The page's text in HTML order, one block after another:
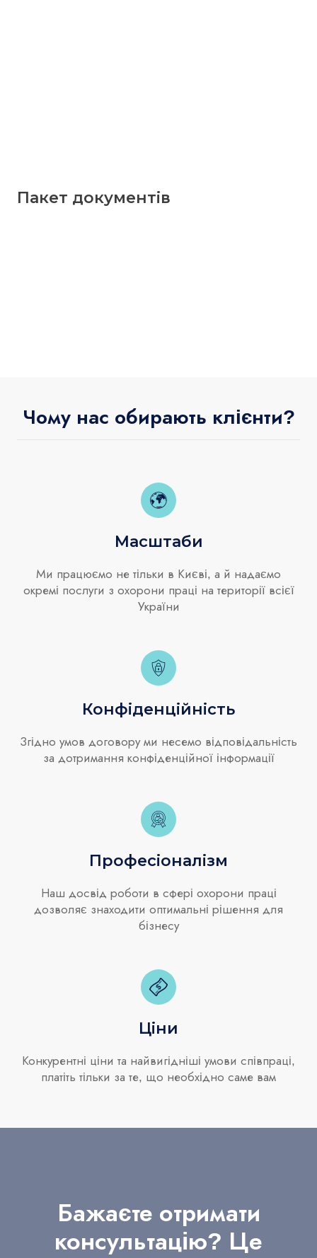
Пакет документів
Чому нас обирають клієнти?
Масштаби
Ми працюємо не тільки в Києві, а й надаємо
окремі послуги з охорони праці на території всієї
України
Конфіденційність
Згідно умов договору ми несемо відповідальність
за дотримання конфіденційної інформації
Професіоналізм
Наш досвід роботи в сфері охорони праці
дозволяє знаходити оптимальні рішення для
бізнесу
Ціни
Конкурентні ціни та найвигідніші умови співпраці,
платіть тільки за те, що необхідно саме вам
Бажаєте отримати
консультацію? Це